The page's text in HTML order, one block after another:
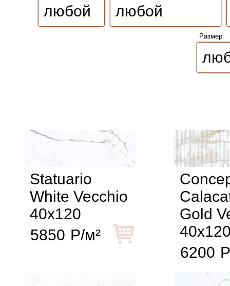
Размер
Statuario
White Vecchio
40x120
5850 Р/м²
Gold
6200